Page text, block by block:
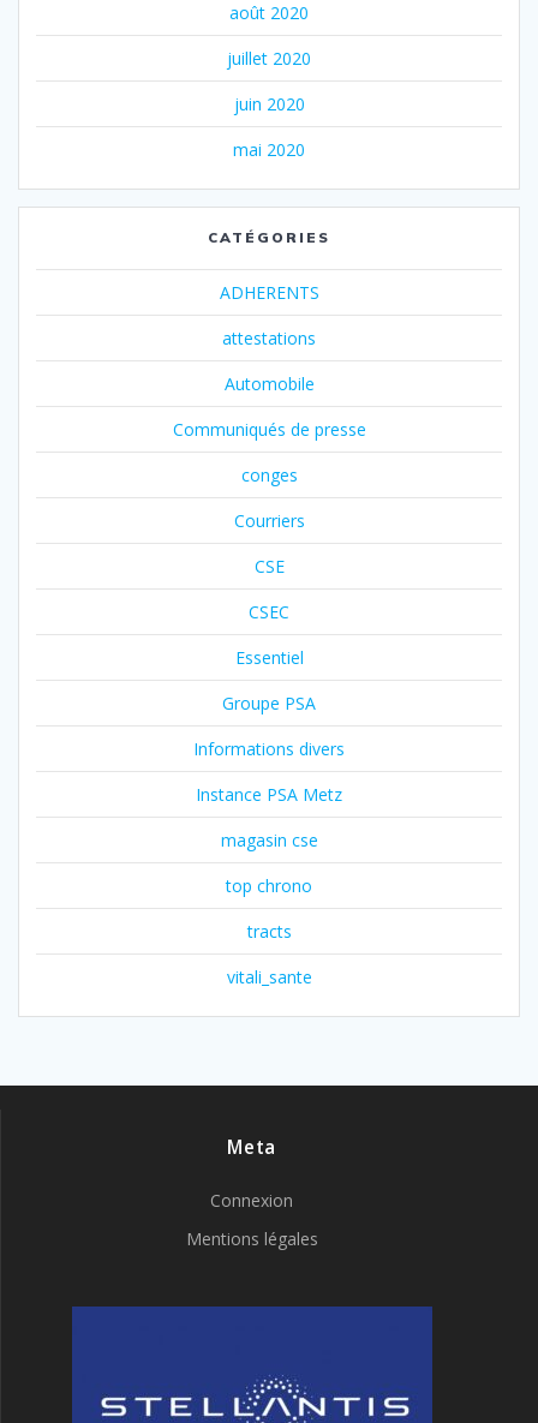
août 2020
juillet 2020
juin 2020
mai 2020
CATÉGORIES
ADHERENTS
attestations
Automobile
Communiqués de presse
conges
Courriers
CSE
CSEC
Essentiel
Groupe PSA
Informations divers
Instance PSA Metz
magasin cse
top chrono
tracts
vitali_sante
Meta
Connexion
Mentions légales